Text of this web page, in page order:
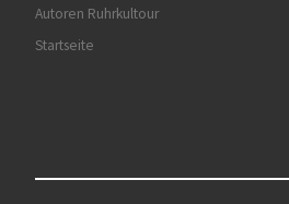
Autoren Ruhrkultour
Startseite